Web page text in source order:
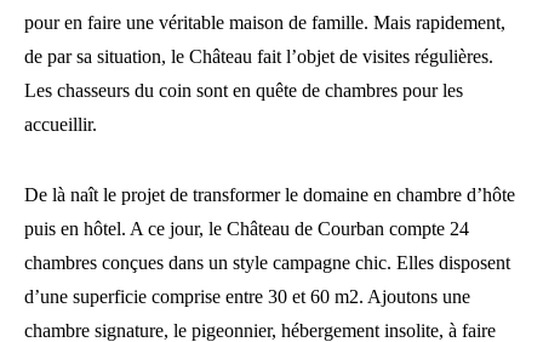
pour en faire une véritable maison de famille. Mais rapidement,
de par sa situation, le Château fait l’objet de visites régulières.
Les chasseurs du coin sont en quête de chambres pour les
accueillir.
De là naît le projet de transformer le domaine en chambre d’hôte
puis en hôtel. A ce jour, le Château de Courban compte 24
chambres conçues dans un style campagne chic. Elles disposent
d’une superficie comprise entre 30 et 60 m2. Ajoutons une
chambre signature, le pigeonnier, hébergement insolite, à faire